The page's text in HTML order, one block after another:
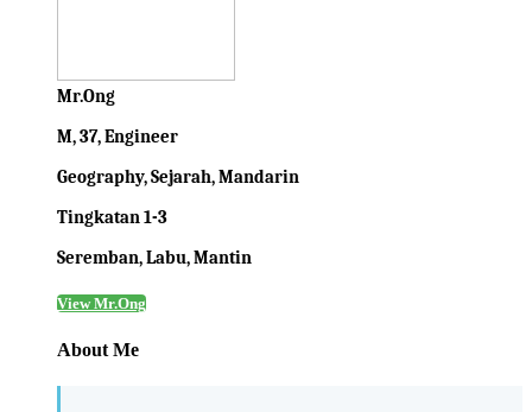
Mr.Ong
M, 37, Engineer
Geography, Sejarah, Mandarin
Tingkatan 1-3
Seremban, Labu, Mantin
View Mr.Ong
About Me